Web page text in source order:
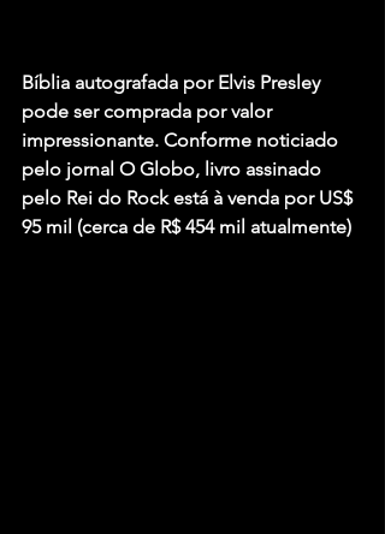
Bíblia autografada por Elvis Presley
pode ser comprada por valor
impressionante. Conforme noticiado
pelo jornal O Globo, livro assinado
pelo Rei do Rock está à venda por US$
95 mil (cerca de R$ 454 mil atualmente)